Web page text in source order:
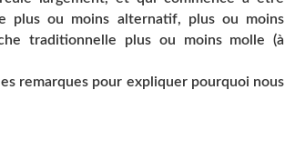
plus ou moins alternatif, plus ou moins
traditionnelle plus ou moins molle (à
remarques pour expliquer pourquoi nous